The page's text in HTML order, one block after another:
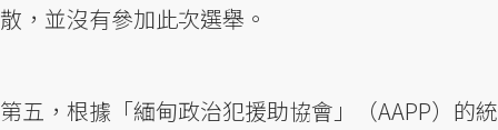
散，並沒有參加此次選舉。
第五，根據「緬甸政治犯援助協會」（AAPP）的統